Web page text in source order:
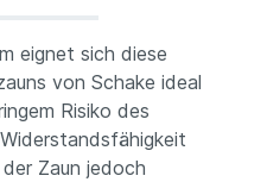
eignet sich diese
von Schake ideal
Risiko des
Zaun jedoch